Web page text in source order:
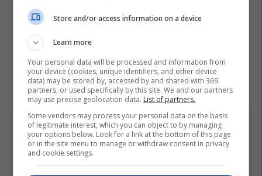
Top 5
Store and/or access information on a device
Learn more
Your personal data will be processed and information from
your device (cookies, unique identifiers, and other device
data) may be stored by, accessed by and shared with 369
partners, or used specifically by this site. We and our partners
may use precise geolocation data. List of partners.
Some vendors may process your personal data on the basis
of legitimate interest, which you can object to by managing
your options below. Look for a link at the bottom of this page
or in the site menu to manage or withdraw consent in privacy
and cookie settings.